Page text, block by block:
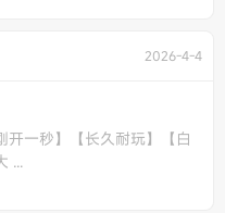
2026-4-4
开一秒】【长久耐玩】【白
...